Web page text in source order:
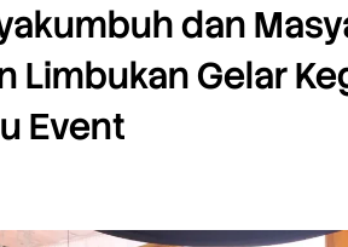
dan
Limbukan Gelar
Event